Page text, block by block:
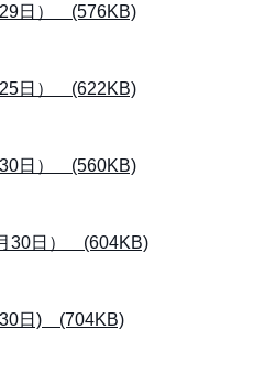
29日） (576KB)
25日） (622KB)
30日） (560KB)
30日） (604KB)
30日) (704KB)